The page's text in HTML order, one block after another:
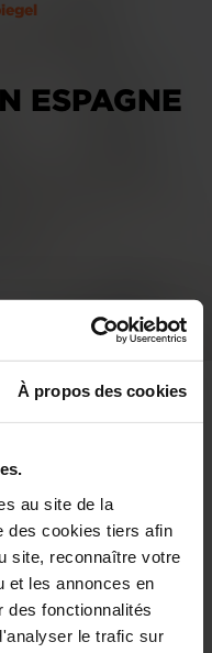
À propos des cookies
au site de la
des cookies tiers afin
site, reconnaître votre
et les annonces en
des fonctionnalités
le trafic sur
ESPAGNE
85 représentants
et Stéphanie